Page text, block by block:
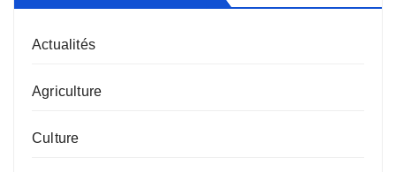
Actualités
Agriculture
Culture